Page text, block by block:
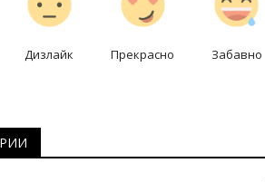
Дизлайк Прекрасно Забавно
финальная пара